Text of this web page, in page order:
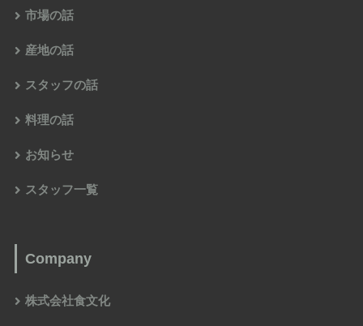
市場の話
産地の話
スタッフの話
料理の話
お知らせ
スタッフ一覧
Company
株式会社食文化